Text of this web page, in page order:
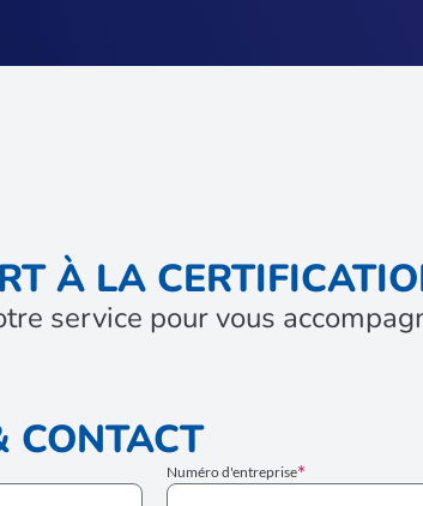
À LA
service pour vous
CONTACT
Numéro d'entreprise